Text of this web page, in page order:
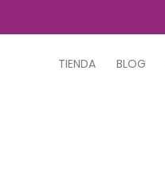
TIENDA BLOG